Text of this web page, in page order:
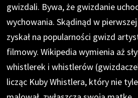
gwizdali. Bywa, że gwizdanie
wychowania. Skądinąd w
zyskał na popularności gwizd
filmowy. Wikipedia wymienia aż
whistlerek i whistlerów
licząc Kuby Whistlera, który nie